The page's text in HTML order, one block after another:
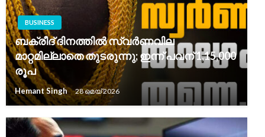
BUSINESS
ബക്രീദ് ദിനത്തിൽ സ്വര്‍ണവില
മാറ്റമില്ലാതെ തുടരുന്നു; ഇന്ന് പവന് 1,15,000
രൂപ
Hemant Singh 28 മെയ്‌ 2026